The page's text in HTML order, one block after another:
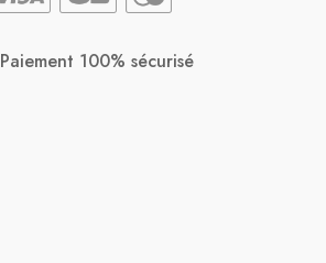
Paiement 100% sécurisé